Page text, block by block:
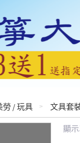
勞 / 玩具 文具套
顯